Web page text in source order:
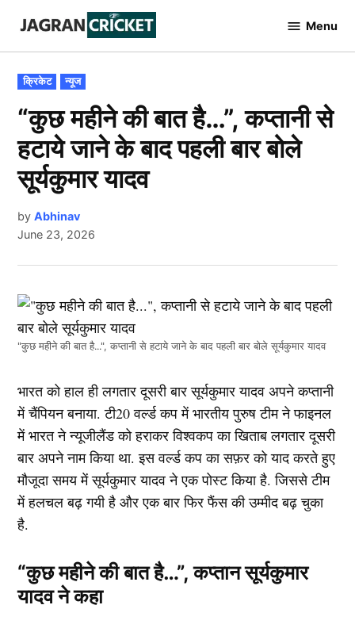
content
Cricket
Menu
POSTED
IN
क्रिकेट न्यूज
“कुछ महीने की बात है…”, कप्तानी से
हटाये जाने के बाद पहली बार बोले
सूर्यकुमार यादव
by Abhinav
June 23, 2026
"कुछ महीने की बात है...", कप्तानी से हटाये जाने के बाद पहली बार बोले सूर्यकुमार यादव
भारत को हाल ही लगतार दूसरी बार सूर्यकुमार यादव अपने कप्तानी
में चैंपियन बनाया. टी20 वर्ल्ड कप में भारतीय पुरुष टीम ने फाइनल
में भारत ने न्यूजीलैंड को हराकर विश्वकप का खिताब लगतार दूसरी
बार अपने नाम किया था. इस वर्ल्ड कप का सफ़र को याद करते हुए
मौजूदा समय में सूर्यकुमार यादव ने एक पोस्ट किया है. जिससे टीम
में हलचल बढ़ गयी है और एक बार फिर फैंस की उम्मीद बढ़ चुका
है.
“कुछ महीने की बात है…”, कप्तान सूर्यकुमार
यादव ने कहा